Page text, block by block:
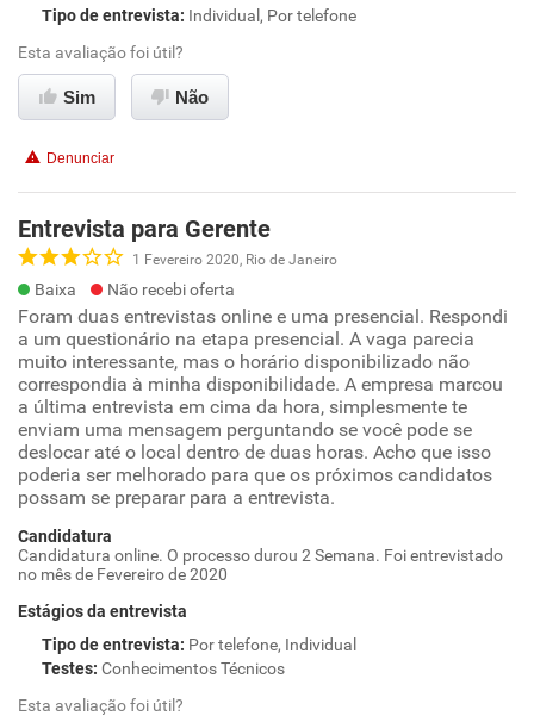
Tipo de entrevista: Individual, Por telefone
Esta avaliação foi útil?
Sim Não
Denunciar
Entrevista para Gerente
1 Fevereiro 2020, Rio de Janeiro
Baixa Não recebi oferta
Foram duas entrevistas online e uma presencial. Respondi
a um questionário na etapa presencial. A vaga parecia
muito interessante, mas o horário disponibilizado não
correspondia à minha disponibilidade. A empresa marcou
a última entrevista em cima da hora, simplesmente te
enviam uma mensagem perguntando se você pode se
deslocar até o local dentro de duas horas. Acho que isso
poderia ser melhorado para que os próximos candidatos
possam se preparar para a entrevista.
Candidatura
Candidatura online. O processo durou 2 Semana. Foi entrevistado
no mês de Fevereiro de 2020
Estágios da entrevista
Tipo de entrevista: Por telefone, Individual
Testes: Conhecimentos Técnicos
Esta avaliação foi útil?